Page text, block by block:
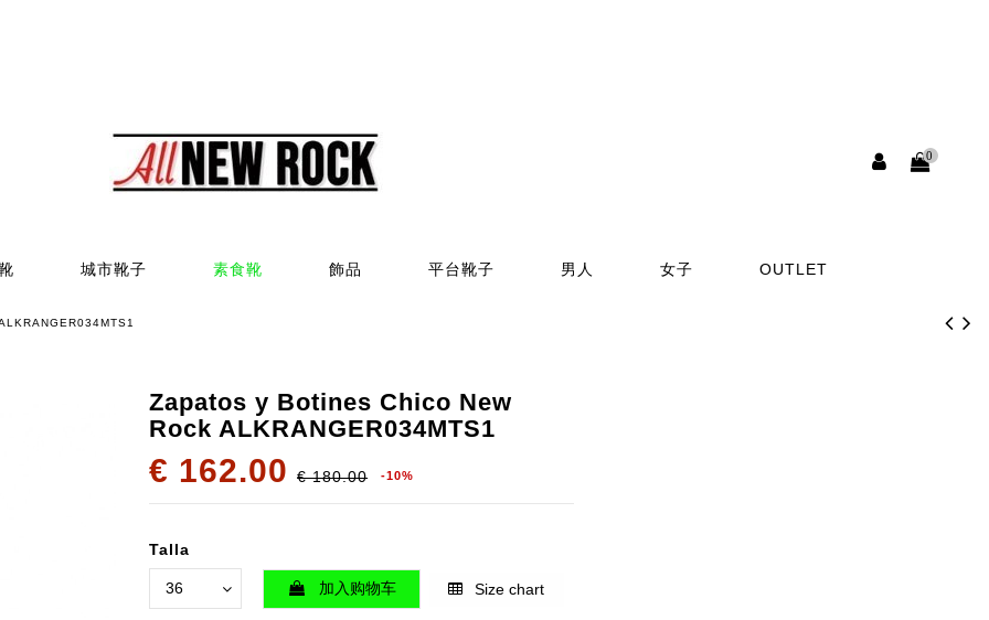
0
城市靴子 素食靴 飾品 平台靴子 男人 女子 OUTLET
Zapatos y Botines Chico New
Rock ALKRANGER034MTS1
€ 162.00 € 180.00 -10%
Talla
加入购物车 Size chart